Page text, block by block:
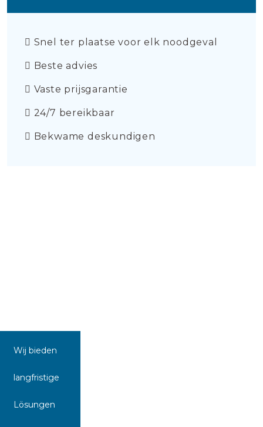
Snel ter plaatse voor elk noodgeval
Beste advies
Vaste prijsgarantie
24/7 bereikbaar
Bekwame deskundigen
Wij bieden
langfristige
Lösungen